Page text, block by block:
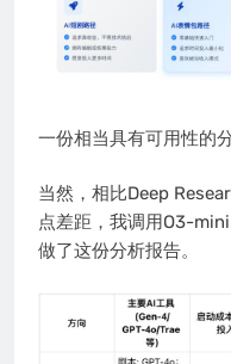
一份相当具有可用性的
当然，相比Deep
点差距，我调用O3-
做了这份分析报告。